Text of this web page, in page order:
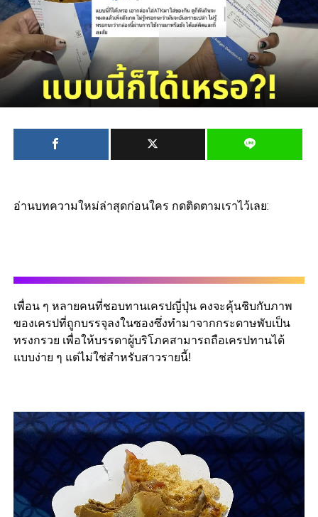
อ่านบทความใหม่ล่าสุดก่อนใคร กดติดตามเราไว้เลย:
เพื่อน ๆ หลายคนที่ชอบทานเครปญี่ปุ่น คงจะคุ้นชิบกับภาพ
ของเครปที่ถูกบรรจุลงในซองซึ่งทำมาจากกระดาษพับเป็น
ทรงกรวย เพื่อให้บรรดาผู้บริโภคสามารถถือเครปทานได้
แบบง่าย ๆ แต่ไม่ใช่สำหรับสาวรายนี้!